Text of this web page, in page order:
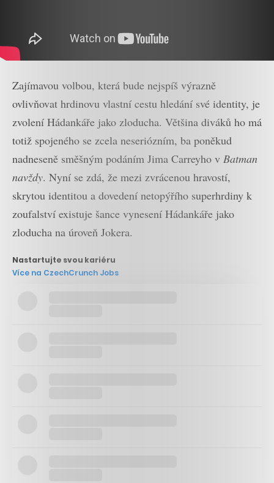
Zajímavou volbou, která bude nejspíš výrazně
ovlivňovat hrdinovu vlastní cestu hledání své identity, je
zvolení Hádankáře jako zloducha. Většina diváků ho má
totiž spojeného se zcela neseriózním, ba poněkud
nadneseně směšným podáním Jima Carreyho v Batman
navždy. Nyní se zdá, že mezi zvrácenou hravostí,
skrytou identitou a dovedení netopýřího superhrdiny k
zoufalství existuje šance vynesení Hádankáře jako
zloducha na úroveň Jokera.
Nastartujte svou kariéru
Více na CzechCrunch Jobs